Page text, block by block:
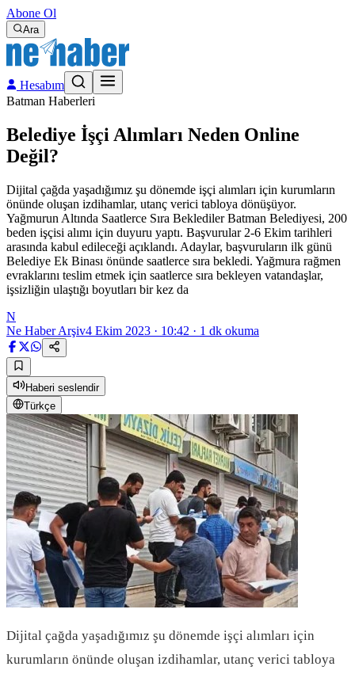
Abone Ol
Ara
Hesabım
Batman Haberleri
Belediye İşçi Alımları Neden Online
Değil?
Dijital çağda yaşadığımız şu dönemde işçi alımları için kurumların
önünde oluşan izdihamlar, utanç verici tabloya dönüşüyor.
Yağmurun Altında Saatlerce Sıra Beklediler Batman Belediyesi, 200
beden işçisi alımı için duyuru yaptı. Başvurular 2-6 Ekim tarihleri
arasında kabul edileceği açıklandı. Adaylar, başvuruların ilk günü
Belediye Ek Binası önünde saatlerce sıra bekledi. Yağmura rağmen
evraklarını teslim etmek için saatlerce sıra bekleyen vatandaşlar,
işsizliğin ulaştığı boyutları bir kez da
N
Ne Haber Arşiv4 Ekim 2023 · 10:42 · 1 dk okuma
Haberi seslendir
Türkçe
Dijital çağda yaşadığımız şu dönemde işçi alımları için
kurumların önünde oluşan izdihamlar, utanç verici tabloya